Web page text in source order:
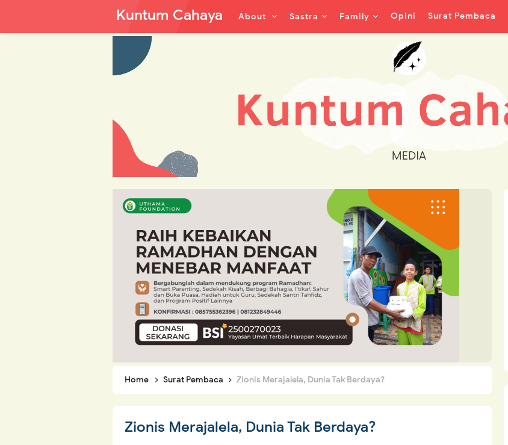
Kuntum Cahaya About Sastra Family Opini Surat Pembaca
Home Surat Pembaca Zionis Merajalela, Dunia Tak Berdaya?
Zionis Merajalela, Dunia Tak Berdaya?